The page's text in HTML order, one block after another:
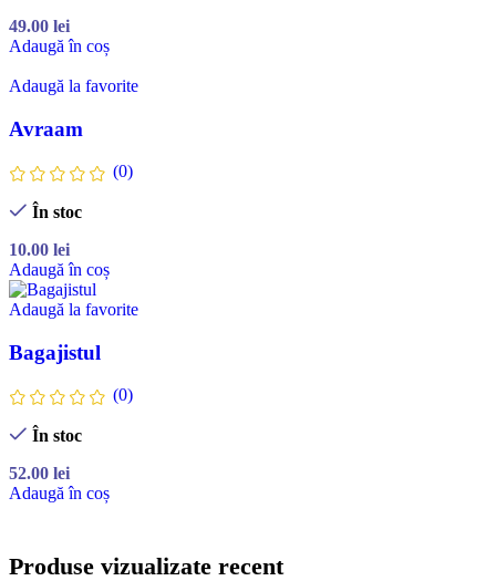
49.00 lei
Adaugă în coș
Adaugă la favorite
Avraam
(0)
În stoc
10.00 lei
Adaugă în coș
Adaugă la favorite
Bagajistul
(0)
În stoc
52.00 lei
Adaugă în coș
Produse vizualizate recent